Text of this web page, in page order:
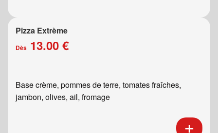
Pizza Extrème
Dès 13.00 €
Base crème, pommes de terre, tomates fraîches,
jambon, olives, ail, fromage